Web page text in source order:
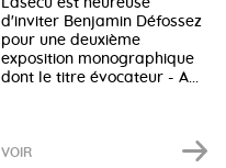
Lasécu est heureuse
d'inviter Benjamin Défossez
pour une deuxième
exposition monographique
dont le titre évocateur - A...
VOIR